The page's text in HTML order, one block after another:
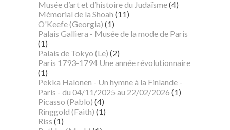
Musée d’art et d’histoire du Judaïsme(4)
Mémorial de la Shoah (11)
O'Keefe (Georgia) (1)
Palais Galliera - Musée de la mode de Paris
(1)
Palais de Tokyo (Le) (2)
Paris 1793-1794 Une année révolutionnaire
(1)
Pekka Halonen - Un hymne à la Finlande -
Paris - du 04/11/2025 au 22/02/2026 (1)
Picasso (Pablo) (4)
Ringgold (Faith) (1)
Riss (1)